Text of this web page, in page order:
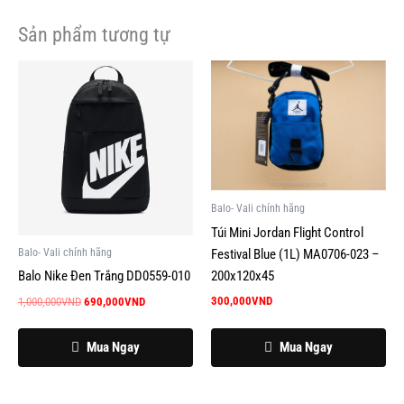
Sản phẩm tương tự
Balo- Vali chính hãng
Balo Nike Đen Trắng DD0559-010
1,000,000VND
Giá
gốc
là:
1,000,000VND.
690,000VND
690,000VND.
Mua Ngay
Balo- Vali chính hãng
Túi Mini Jordan Flight Control
Festival Blue (1L) MA0706-023 –
200x120x45
300,000VND
Mua Ngay